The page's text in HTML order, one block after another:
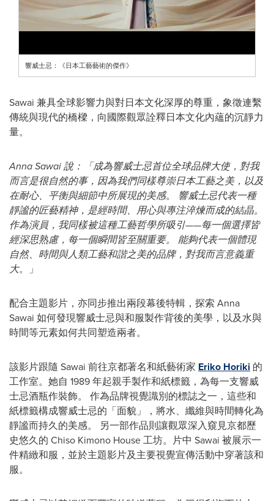
響威士忌：《日本工藝藝術的傑作》
Sawai 兼具全球影響力與對日本文化深厚的尊重，象徵連繫
傳統與現代的橋樑，向國際觀眾詮釋日本文化內蘊的沉靜力
量。
Anna Sawai 說：「成為響威士忌首位全球品牌大使，對我
而言是很自然的事，因為我們同樣尊崇日本工藝之美，以及
在耐心、平衡與細節中所展現的美感。 響威士忌代表一種
靜謐的匠藝精神，是經時間、用心與專注淬煉而成的結晶。
作為演員，我同樣被這種工藝哲學所吸引——每一個選擇皆
經深思熟慮，每一個瞬間皆至關重要。 能夠代表一個體現
自然、時間與人類工藝和諧之美的品牌，對我而言意義重
大。」
配合主題影片，亦同步推出兩段幕後特輯，探索 Anna
Sawai 如何發現響威士忌與和服製作背後的美學，以及水與
時間等元素如何共同塑造兩者。
該影片跟隨 Sawai 前往京都著名和紙藝術家 Eriko Horiki 的
工作室。她自 1989 年起親手製作和紙標籤，為每一支響威
士忌酒瓶作裝飾。 作為品牌視覺識別的標誌之一，這些和
紙標籤構成響威士忌的「面貌」，將水、纖維與時間轉化為
靜謐而持久的美感。 另一部作品則讓觀眾深入窺見京都歷
史悠久的 Chiso Kimono House 工坊。片中 Sawai 被展示一
件精緻和服，並於主題影片及主要視覺宣傳活動中穿著該和
服。